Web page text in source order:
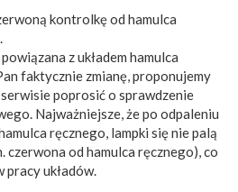
kontrolkę od hamulca
z układem hamulca
faktycznie zmianę, proponujemy
poprosić o sprawdzenie
Najważniejsze, że po odpaleniu
ręcznego, lampki się nie palą
czerwona od hamulca ręcznego), co
pracy układów.